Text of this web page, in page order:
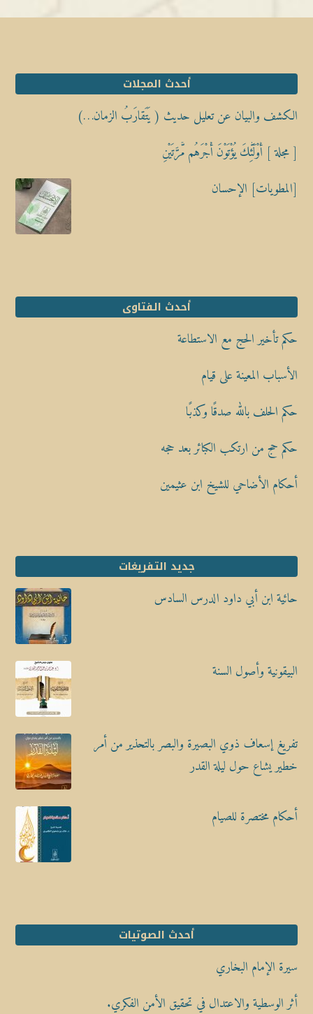
أحدث المجلات
الكشف والبيان عن تعليل حديث ( يَتَقارَبُ الزمان…)
[ مجلة ] أُوْلَٰٓئِكَ يُؤْتَوْنَ أَجْرَهُم مَّرَّتَيْنِ
[المطويات] الإحسان
أحدث الفتاوى
حكم تأخير الحج مع الاستطاعة
الأسباب المعينة على قيام
حكم الحلف بالله صدقًا وكذبًا
حكم حج من ارتكب الكبائر بعد حجه
أحكام الأضاحي للشيخ ابن عثيمين
جديد التفريغات
حائية ابن أبي داود الدرس السادس
البيقونية وأصول السنة
تفريغ إسعاف ذوي البصيرة والبصر بالتحذير من أمر
خطير يشاع حول ليلة القدر
أحكام مختصرة للصيام
أحدث الصوتيات
سيرة الإمام البخاري
أثر الوسطية والاعتدال في تحقيق الأمن الفكري.